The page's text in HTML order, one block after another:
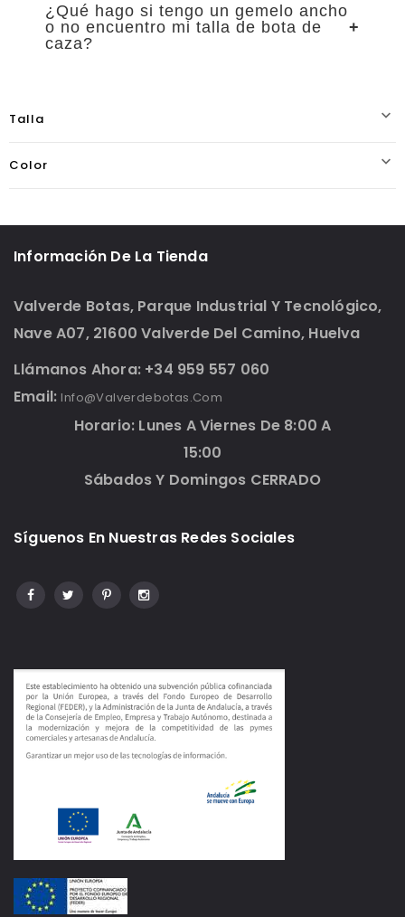
¿Qué hago si tengo un gemelo ancho
o no encuentro mi talla de bota de
caza?
Talla 
Color 
Información De La Tienda
Valverde Botas, Parque Industrial Y Tecnológico,
Nave A07, 21600 Valverde Del Camino, Huelva
Llámanos Ahora: +34 959 557 060
Email: Info@valverdebotas.com
Horario: Lunes A Viernes De 8:00 A
15:00
Sábados Y Domingos CERRADO
Síguenos En Nuestras Redes Sociales